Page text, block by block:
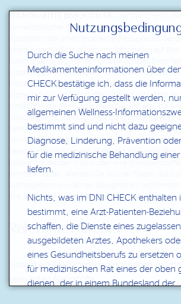
zu medizinischer Beratung, Diagnose oder
liefert ausschließlich allgemeine Information auf
Anspruch auf Vollständigkeit. Er enthält
Informationen zu bekannten oder möglichen
Arzneimitteln und Nährstoffen und berücksichtigt
Vorschlägen zu Nahrungsergänzungsmitteln
keine medizinische oder pharmazeutische Beratung
den Rat Ihres medizinischen Fachpersonals nicht
Versorgungssituation mit Vitaminen, Mineralstoffen
ermitteln lassen. Wenden Sie sich bei Fragen, auch
Ihre Ärztin, Ihren Arzt oder Ihre Apotheke.
Relevante Nährstoffe
Sobald ein Medikament eingegeben
relevanten Nährstoffe.
Durch die Suche nach meinen
Medikamenteninformationen über den
CHECK bestätige ich, dass die
mir zur Verfügung gestellt werden,
allgemeinen Wellness-
bestimmt sind und nicht dazu
Diagnose, Linderung, Prävention
für die medizinische Behandlung
liefern.
Nichts, was im DNI CHECK enthalten
bestimmt, eine Arzt-Patienten-
schaffen, die Dienste eines
ausgebildeten Arztes, Apothekers
eines Gesundheitsberufs zu ersetzen
für medizinischen Rat eines der oben
dienen, der in einem Bundesland der